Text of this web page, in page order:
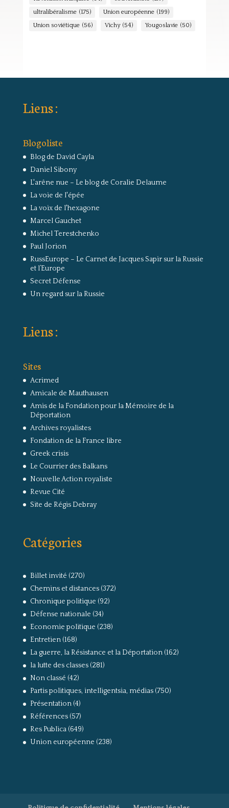
ultralibéralisme (175) Union européenne (199)
Union soviétique (56) Vichy (54) Yougoslavie (50)
Liens :
Blogoliste
Blog de David Cayla
Daniel Sibony
L'arêne nue – Le blog de Coralie Delaume
La voie de l'épée
La voix de l'hexagone
Marcel Gauchet
Michel Terestchenko
Paul Jorion
RussEurope – Le Carnet de Jacques Sapir sur la Russie
et l’Europe
Secret Défense
Un regard sur la Russie
Liens :
Sites
Acrimed
Amicale de Mauthausen
Amis de la Fondation pour la Mémoire de la
Déportation
Archives royalistes
Fondation de la France libre
Greek crisis
Le Courrier des Balkans
Nouvelle Action royaliste
Revue Cité
Site de Régis Debray
Catégories
Billet invité (270)
Chemins et distances(372)
Chronique politique (92)
Défense nationale (34)
Economie politique (238)
Entretien(168)
La guerre, la Résistance et la Déportation(162)
la lutte des classes(281)
Non classé (42)
Partis politiques, intelligentsia, médias(750)
Présentation(4)
Références(57)
Res Publica(649)
Union européenne (238)